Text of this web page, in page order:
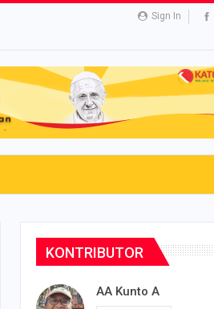
Sign In
KONTRIBUTOR
AA Kunto A